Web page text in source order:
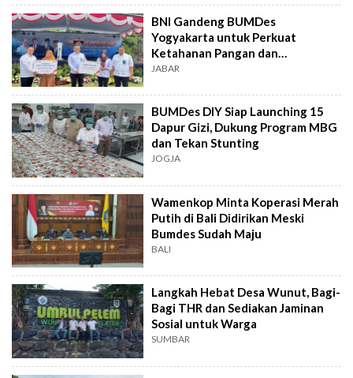
BNI Gandeng BUMDes
Yogyakarta untuk Perkuat
Ketahanan Pangan dan
Pemerataan Ekonomi Desa
JABAR
BUMDes DIY Siap Launching 15
Dapur Gizi, Dukung Program MBG
dan Tekan Stunting
JOGJA
Wamenkop Minta Koperasi Merah
Putih di Bali Didirikan Meski
Bumdes Sudah Maju
BALI
Langkah Hebat Desa Wunut, Bagi-
Bagi THR dan Sediakan Jaminan
Sosial untuk Warga
SUMBAR